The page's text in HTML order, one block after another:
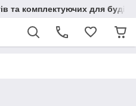
та комплектуючих для